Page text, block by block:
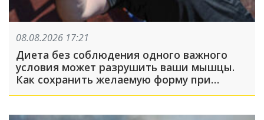
08.08.2026 17:21
Диета без соблюдения одного важного
условия может разрушить ваши мышцы.
Как сохранить желаемую форму при